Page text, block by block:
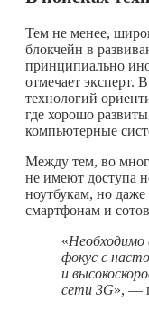
Тем не менее,
блокчейн в
принципиально
отмечает эксперт.
технологий
где хорошо
компьютерные
Между тем, во
не имеют доступа
ноутбукам, но
смартфонам и
«Необходимо
фокус с
и
сети 3G», —